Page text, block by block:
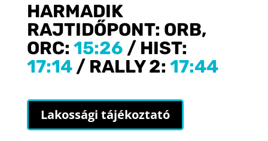
HARMADIK
RAJTIDŐPONT: ORB,
ORC: 15:26 / HIST:
17:14/ RALLY 2: 17:44
Lakossági tájékoztató